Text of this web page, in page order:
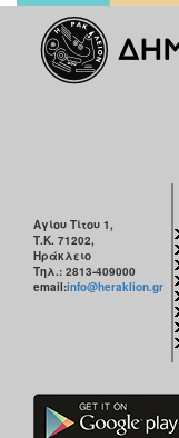
Αγίου Τίτου 1,
Τ.Κ. 71202,
Ηράκλειο
Τηλ.: 2813-409000
email:info@heraklion.gr